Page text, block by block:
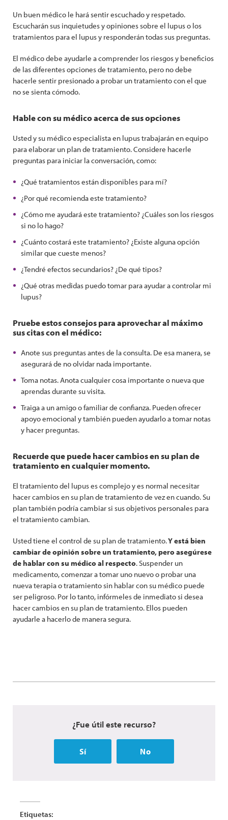
Un buen médico le hará sentir escuchado y respetado.
Escucharán sus inquietudes y opiniones sobre el lupus o los
tratamientos para el lupus y responderán todas sus preguntas.
El médico debe ayudarle a comprender los riesgos y beneficios
de las diferentes opciones de tratamiento, pero no debe
hacerle sentir presionado a probar un tratamiento con el que
no se sienta cómodo.
Hable con su médico acerca de sus opciones
Usted y su médico especialista en lupus trabajarán en equipo
para elaborar un plan de tratamiento. Considere hacerle
preguntas para iniciar la conversación, como:
¿Qué tratamientos están disponibles para mí?
¿Por qué recomienda este tratamiento?
¿Cómo me ayudará este tratamiento? ¿Cuáles son los riesgos
si no lo hago?
¿Cuánto costará este tratamiento? ¿Existe alguna opción
similar que cueste menos?
¿Tendré efectos secundarios? ¿De qué tipos?
¿Qué otras medidas puedo tomar para ayudar a controlar mi
lupus?
Pruebe estos consejos para aprovechar al máximo
sus citas con el médico:
Anote sus preguntas antes de la consulta. De esa manera, se
asegurará de no olvidar nada importante.
Toma notas. Anota cualquier cosa importante o nueva que
aprendas durante su visita.
Traiga a un amigo o familiar de confianza. Pueden ofrecer
apoyo emocional y también pueden ayudarlo a tomar notas
y hacer preguntas.
Recuerde que puede hacer cambios en su plan de
tratamiento en cualquier momento.
El tratamiento del lupus es complejo y es normal necesitar
hacer cambios en su plan de tratamiento de vez en cuando. Su
plan también podría cambiar si sus objetivos personales para
el tratamiento cambian.
Usted tiene el control de su plan de tratamiento.Y está bien
cambiar de opinión sobre un tratamiento, pero asegúrese
de hablar con su médico al respecto. Suspender un
medicamento, comenzar a tomar uno nuevo o probar una
nueva terapia o tratamiento sin hablar con su médico puede
ser peligroso. Por lo tanto, infórmeles de inmediato si desea
hacer cambios en su plan de tratamiento. Ellos pueden
ayudarle a hacerlo de manera segura.
¿Fue útil este recurso?
Sí No
Etiquetas: